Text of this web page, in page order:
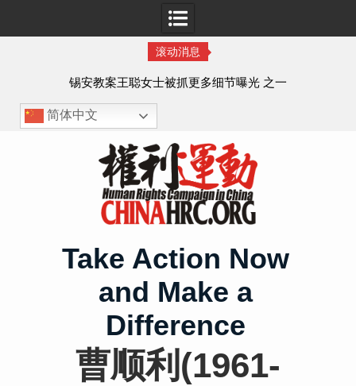
滚动消息
锡安教案王聪女士被抓更多细节曝光 之一
简体中文
Take Action Now
and Make a
Difference
曹顺利(1961-